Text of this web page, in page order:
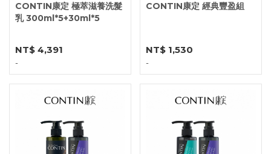
CONTIN康定 極萃滋養洗髮
乳 300ml*5+30ml*5
NT$ 4,391
-
CONTIN康定 經典豐盈組
NT$ 1,530
-